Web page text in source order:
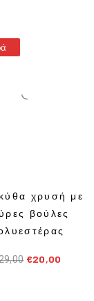
χρυσή με
βούλες
€20,00